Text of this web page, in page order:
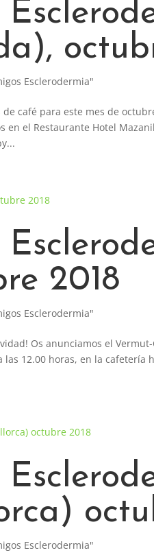
Esclerodermia"
café para este mes de
el Restaurante Hotel
2018
Esclerodermia"
Os anunciamos el
las 12.00 horas, en la cafetería
Esclerodermia"